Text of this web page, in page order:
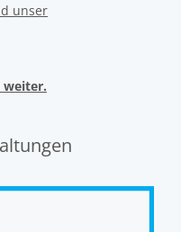
unser
weiter.